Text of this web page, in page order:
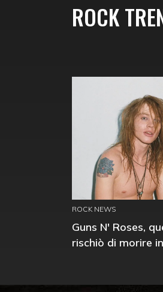
ROCK
ROCK NEWS
Guns N' Roses,
rischiò di morire